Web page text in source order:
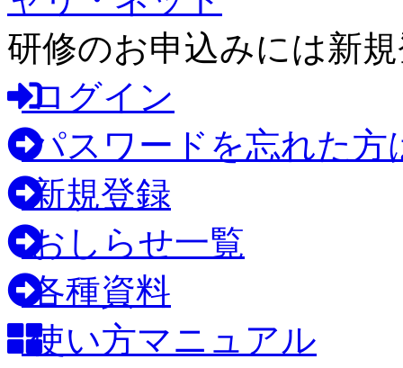
研修のお申込みには新
ログイン
パスワードを忘れた方
新規登録
おしらせ一覧
各種資料
使い方マニュアル